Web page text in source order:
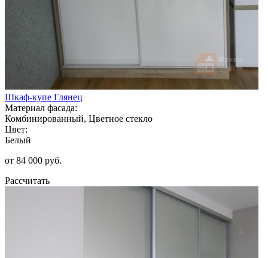
Шкаф-купе Глянец
Материал фасада:
Комбинированный, Цветное стекло
Цвет:
Белый
от 84 000 руб.
Рассчитать